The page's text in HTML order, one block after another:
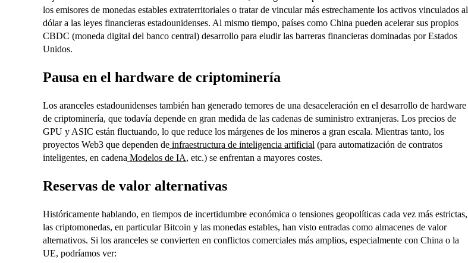
los emisores de monedas estables extraterritoriales o tratar de vincular más estrechamente los activos vinculados al
dólar a las leyes financieras estadounidenses. Al mismo tiempo, países como China pueden acelerar sus propios
CBDC (moneda digital del banco central) desarrollo para eludir las barreras financieras dominadas por Estados
Unidos.
Pausa en el hardware de criptominería
Los aranceles estadounidenses también han generado temores de una desaceleración en el desarrollo de hardware
de criptominería, que todavía depende en gran medida de las cadenas de suministro extranjeras. Los precios de
GPU y ASIC están fluctuando, lo que reduce los márgenes de los mineros a gran escala. Mientras tanto, los
proyectos Web3 que dependen de infraestructura de inteligencia artificial (para automatización de contratos
inteligentes, en cadena Modelos de IA, etc.) se enfrentan a mayores costes.
Reservas de valor alternativas
Históricamente hablando, en tiempos de incertidumbre económica o tensiones geopolíticas cada vez más estrictas,
las criptomonedas, en particular Bitcoin y las monedas estables, han visto entradas como almacenes de valor
alternativos. Si los aranceles se convierten en conflictos comerciales más amplios, especialmente con China o la
UE, podríamos ver: